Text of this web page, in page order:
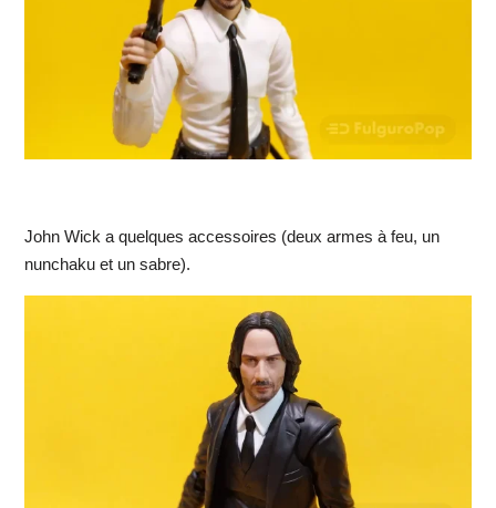
John Wick a quelques accessoires (deux armes à feu, un
nunchaku et un sabre).